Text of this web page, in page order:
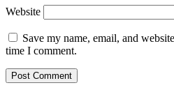
Website
Save my name, email, and
time I comment.